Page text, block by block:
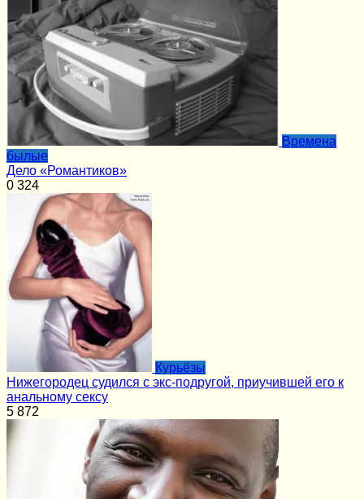
Времена
былые
Дело «Романтиков»
0 324
Курьёзы
Нижегородец судился с экс-подругой, приучившей его к
анальному сексу
5 872